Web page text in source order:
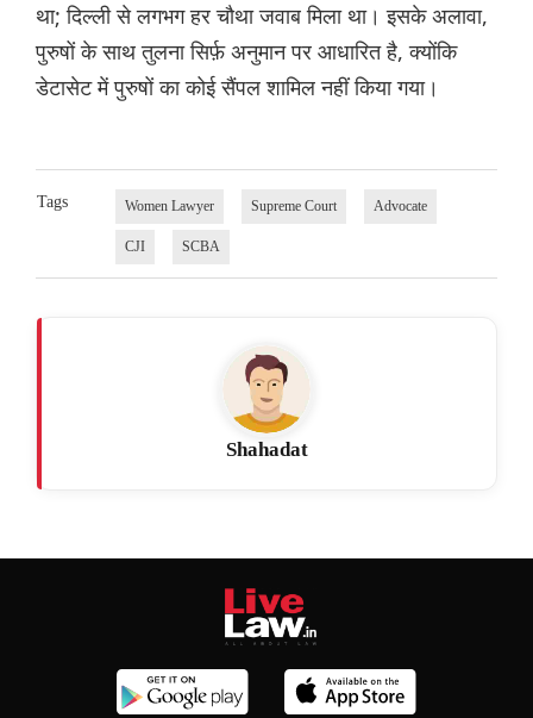
था; दिल्ली से लगभग हर चौथा जवाब मिला था। इसके अलावा,
पुरुषों के साथ तुलना सिर्फ़ अनुमान पर आधारित है, क्योंकि
डेटासेट में पुरुषों का कोई सैंपल शामिल नहीं किया गया।
Tags Women Lawyer Supreme Court Advocate
CJI SCBA
Shahadat